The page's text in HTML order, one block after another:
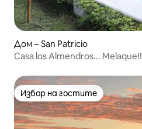
Дом – San Patricio
Casa los Almendros... Melaque!!
Избор на гостите
Избор на гостите